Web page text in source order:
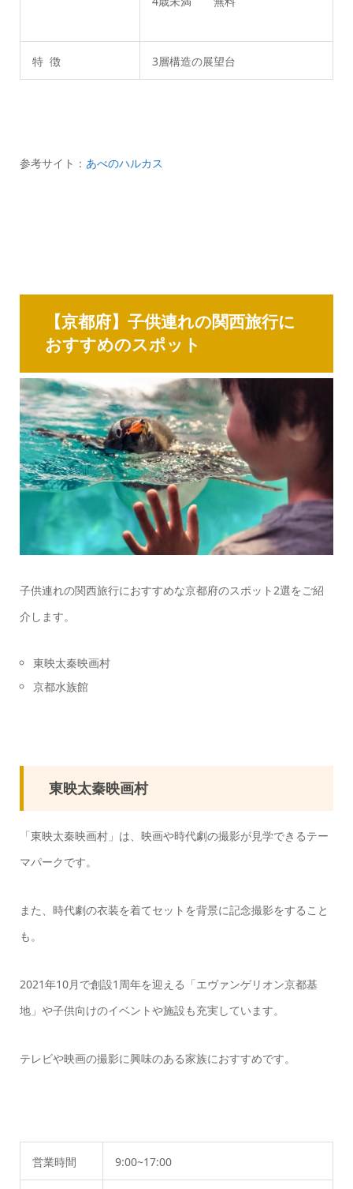
特 徴 3層構造の展望台
参考サイト： あべのハルカス
【京都府】子供連れの関西旅行に
おすすめのスポット
子供連れの関西旅行におすすめな京都府のスポット2選をご紹
介します。
東映太秦映画村
京都水族館
東映太秦映画村
「東映太秦映画村」は、映画や時代劇の撮影が見学できるテー
マパークです。
また、時代劇の衣装を着てセットを背景に記念撮影をすること
も。
2021年10月で創設1周年を迎える「エヴァンゲリオン京都基
地」や子供向けのイベントや施設も充実しています。
テレビや映画の撮影に興味のある家族におすすめです。
営業時間 9:00~17:00